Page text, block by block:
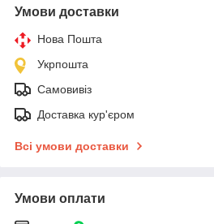
Умови доставки
Нова Пошта
Укрпошта
Самовивіз
Доставка кур'єром
Всі умови доставки
Умови оплати